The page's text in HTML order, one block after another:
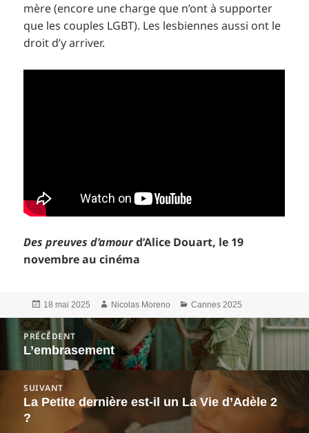
mère (encore une charge que n’ont à supporter
que les couples LGBT). Les lesbiennes aussi ont le
droit d’y arriver.
Des preuves d’amourd’Alice Douart, le 19
novembre au cinéma
Publié
le
18 mai 2025 Auteur
Nicolas Moreno Catégories
Cannes 2025
Navigation
l’article
PRÉCÉDENT
Article
précédent :
L’embrasement
SUIVANT
Article
suivant :
La Petite dernière est-il un La Vie d’Adèle 2
?